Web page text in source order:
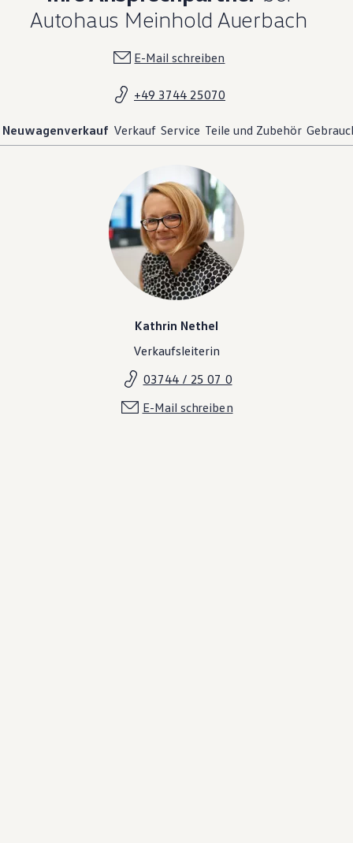
Autohaus Meinhold Auerbach
E-Mail schreiben
+49 3744 25070
Neuwagenverkauf Verkauf Service Teile und Zubehör
Kathrin Nethel
Verkaufsleiterin
03744 / 25 07 0
E-Mail schreiben